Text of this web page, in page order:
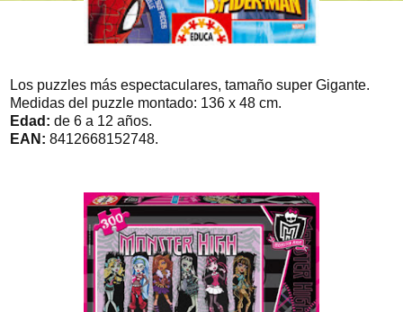
Los puzzles más espectaculares, tamaño super Gigante.
Medidas del puzzle montado: 136 x 48 cm.
Edad: de 6 a 12 años.
EAN: 8412668152748.